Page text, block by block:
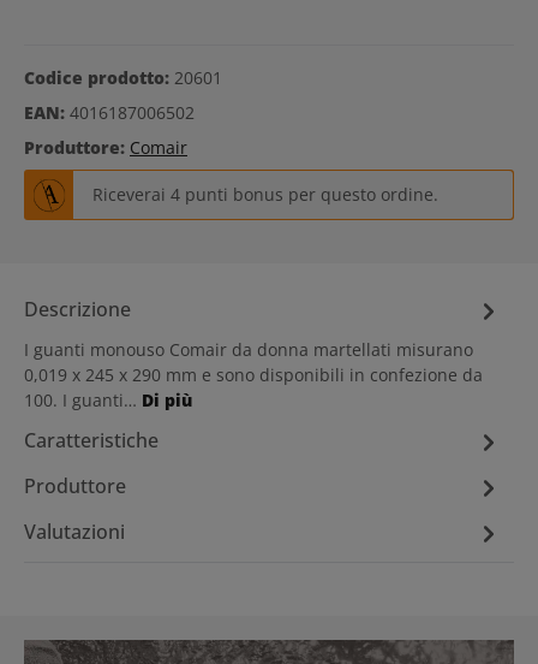
Codice prodotto: 20601
EAN: 4016187006502
Produttore: Comair
Riceverai 4 punti bonus per questo ordine.
Descrizione
I guanti monouso Comair da donna martellati misurano
0,019 x 245 x 290 mm e sono disponibili in confezione da
100. I guanti… Di più
Caratteristiche
Produttore
Valutazioni